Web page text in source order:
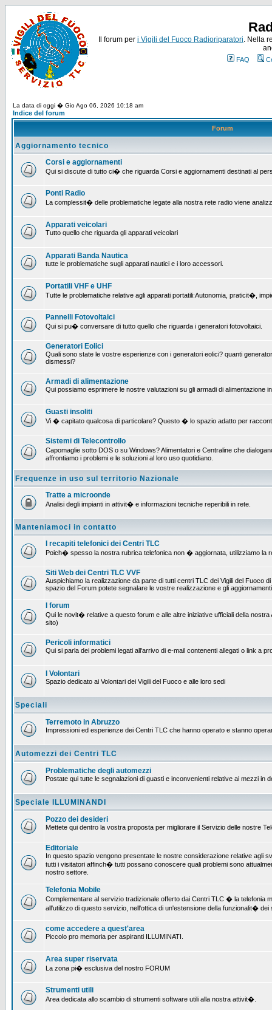
Il forum per i Vigili del Fuoco Radioriparatori. Nella
FAQ
La data di oggi � Gio Ago 06, 2026 10:18 am
Indice del forum
Forum
Aggiornamento tecnico
Corsi e aggiornamenti
Qui si discute di tutto ci� che riguarda Corsi e aggiornamenti destinati al
Ponti Radio
La complessit� delle problematiche legate alla nostra rete radio viene
Apparati veicolari
Tutto quello che riguarda gli apparati veicolari
Apparati Banda Nautica
tutte le problematiche sugli apparati nautici e i loro accessori.
Portatili VHF e UHF
Tutte le problematiche relative agli apparati portatili:Autonomia, praticit�,
Pannelli Fotovoltaici
Qui si pu� conversare di tutto quello che riguarda i generatori fotovoltaici.
Generatori Eolici
Quali sono state le vostre esperienze con i generatori eolici? quanti
dismessi?
Armadi di alimentazione
Qui possiamo esprimere le nostre valutazioni su gli armadi di alimentazione
Guasti insoliti
Vi � capitato qualcosa di particolare? Questo � lo spazio adatto per
Sistemi di Telecontrollo
Capomaglie sotto DOS o su Windows? Alimentatori e Centraline che
affrontiamo i problemi e le soluzioni al loro uso quotidiano.
Frequenze in uso sul territorio Nazionale
Tratte a microonde
Analisi degli impianti in attivit� e informazioni tecniche reperibili in rete.
Manteniamoci in contatto
I recapiti telefonici dei Centri TLC
Poich� spesso la nostra rubrica telefonica non � aggiornata, utilizziamo la
Siti Web dei Centri TLC VVF
Auspichiamo la realizzazione da parte di tutti centri TLC dei Vigili del Fuoco
spazio del Forum potete segnalare le vostre realizzazione e gli
I forum
Qui le novit� relative a questo forum e alle altre iniziative ufficiali della
sito)
Pericoli informatici
Qui si parla dei problemi legati all'arrivo di e-mail contenenti allegati o link a
I Volontari
Spazio dedicato ai Volontari dei Vigili del Fuoco e alle loro sedi
Speciali
Terremoto in Abruzzo
Impressioni ed esperienze dei Centri TLC che hanno operato e stanno
Automezzi dei Centri TLC
Problematiche degli automezzi
Postate qui tutte le segnalazioni di guasti e inconvenienti relative ai mezzi in
Speciale ILLUMINANDI
Pozzo dei desideri
Mettete qui dentro la vostra proposta per migliorare il Servizio delle nostre
Editoriale
In questo spazio vengono presentate le nostre considerazione relative agli
tutti i visitatori affinch� tutti possano conoscere quali problemi sono
nostro settore.
Telefonia Mobile
Complementare al servizio tradizionale offerto dai Centri TLC � la telefonia
all'utilizzo di questo servizio, nell'ottica di un'estensione della funzionalit�
come accedere a quest'area
Piccolo pro memoria per aspiranti ILLUMINATI.
Area super riservata
La zona pi� esclusiva del nostro FORUM
Strumenti utili
Area dedicata allo scambio di strumenti software utili alla nostra attivit�.